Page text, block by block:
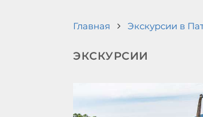
Главная Экскурсии в
ЭКСКУРСИИ